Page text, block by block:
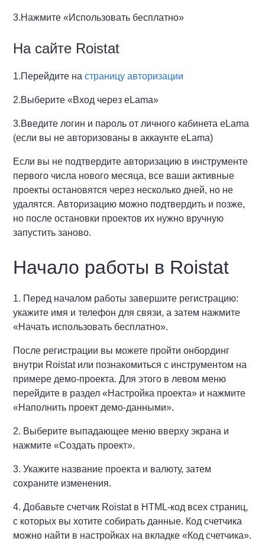
3.Нажмите «Использовать бесплатно»
На сайте Roistat
1.Перейдите настраницу авторизации
2.Выберите «Вход через eLama»
3.Введите логин и пароль от личного кабинета eLama
(если вы не авторизованы в аккаунте eLama)
Если вы не подтвердите авторизацию в инструменте
первого числа нового месяца, все ваши активные
проекты остановятся через несколько дней, но не
удалятся. Авторизацию можно подтвердить и позже,
но после остановки проектов их нужно вручную
запустить заново.
Начало работы в Roistat
1. Перед началом работы завершите регистрацию:
укажите имя и телефон для связи, а затем нажмите
«Начать использовать бесплатно».
После регистрации вы можете пройти онбординг
внутри Roistat или познакомиться с инструментом на
примере демо-проекта. Для этого в левом меню
перейдите в раздел «Настройка проекта» и нажмите
«Наполнить проект демо-данными».
2. Выберите выпадающее меню вверху экрана и
нажмите «Создать проект».
3. Укажите название проекта и валюту, затем
сохраните изменения.
4. Добавьте счетчик Roistat в HTML-код всех страниц,
с которых вы хотите собирать данные. Код счетчика
можно найти в настройках на вкладке «Код счетчика».